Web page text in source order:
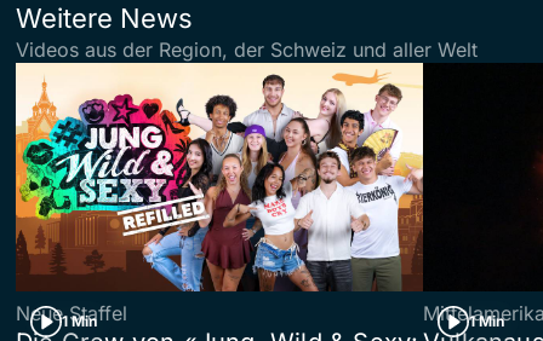
Weitere News
Videos aus der Region, der Schweiz und aller Welt
1 Min
Neue Staffel 1 Min